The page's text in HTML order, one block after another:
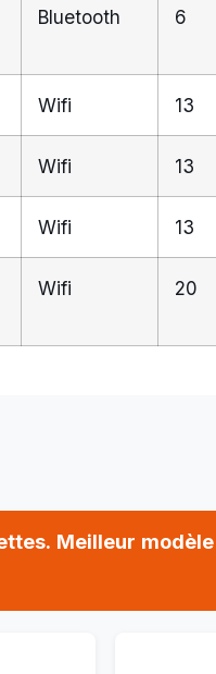
Bluetooth 6
Wifi 13
Wifi 13
Wifi 13
Wifi 20
Meilleur